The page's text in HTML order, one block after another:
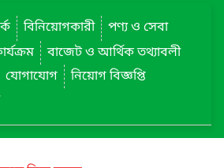
বিনিয়োগকারী
পণ্য ও সেবা
বাজেট ও আর্থিক তথ্যাবলী
যোগাযোগ
নিয়োগ বিজ্ঞপ্তি